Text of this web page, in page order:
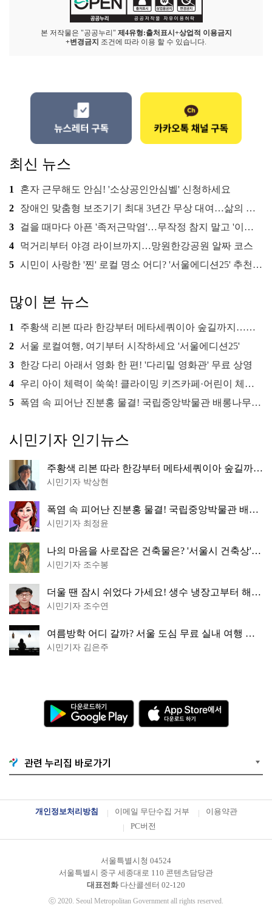
본 저작물은 "공공누리" 제4유형:출처표시+상업적 이용금지
+변경금지 조건에 따라 이용 할 수 있습니다.
최신 뉴스
1
혼자 근무해도 안심! '소상공인안심벨' 신청하세요
2
장애인 맞춤형 보조기기 최대 3년간 무상 대여…삶의 질 높인다
3
걸을 때마다 아픈 '족저근막염'…무작정 참지 말고 '이것' 해보세요!
4
먹거리부터 야경 라이브까지…망원한강공원 알짜 코스
5 시민이 사랑한 '찐' 로컬 명소 어디? '서울에디션25' 추천 코스
많이 본 뉴스
1
주황색 리본 따라 한강부터 메타세쿼이아 숲길까지…서울둘레길 15코스
2 서울 로컬여행, 여기부터 시작하세요 '서울에디션25'
3
한강 다리 아래서 영화 한 편! '다리밑 영화관' 무료 상영
4
우리 아이 체력이 쑥쑥! 클라이밍 키즈카페·어린이 체력장
5
폭염 속 피어난 진분홍 물결! 국립중앙박물관 배롱나무 명소
시민기자 인기뉴스
주황색 리본 따라 한강부터 메타세쿼이아 숲길까
지…서울둘레길 15코스
시민기자 박상현
폭염 속 피어난 진분홍 물결! 국립중앙박물관 배롱
나무 명소
시민기자 최정윤
나의 마음을 사로잡은 건축물은? '서울시 건축상'
수상작 공개!
시민기자 조수봉
더울 땐 잠시 쉬었다 가세요! 생수 냉장고부터 해피
소·무더위쉼터까지
시민기자 조수연
여름방학 어디 갈까? 서울 도심 무료 실내 여행 코
스 추천
시민기자 김은주
다
운
로
드
o
o
g
a
A
p
p
S
서
하
관련 누리집 바로가기
개인정보처리방침 이메일 무단수집 거부
이용약관
PC버전
서울특별시청 04524
서울특별시 중구 세종대로 110 콘텐츠담당관
대표전화다산콜센터 02-120
ⓒ 2020. Seoul Metropolitan Government all rights reserved.